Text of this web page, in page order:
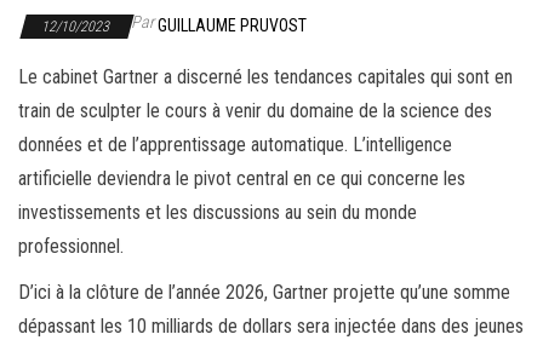
i
12/10/2023 ParGUILLAUME PRUVOST
Le cabinet Gartner a discerné les tendances capitales qui sont en
train de sculpter le cours à venir du domaine de la science des
données et de l’apprentissage automatique. L’intelligence
artificielle deviendra le pivot central en ce qui concerne les
investissements et les discussions au sein du monde
professionnel.
D’ici à la clôture de l’année 2026, Gartner projette qu’une somme
dépassant les 10 milliards de dollars sera injectée dans des jeunes